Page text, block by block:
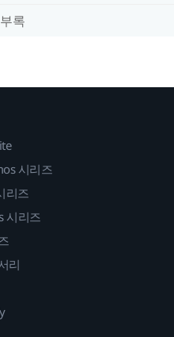
부록
시리즈
리즈
시리즈
리